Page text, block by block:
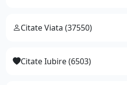
Citate Viata (37550)
Citate Iubire (6503)